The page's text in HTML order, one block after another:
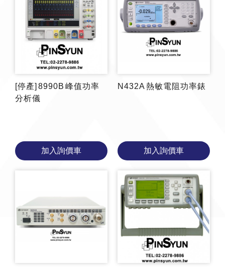
[停產] 8990B 峰值功率
分析儀
加入詢價車
N432A 熱敏電阻功率錶
加入詢價車